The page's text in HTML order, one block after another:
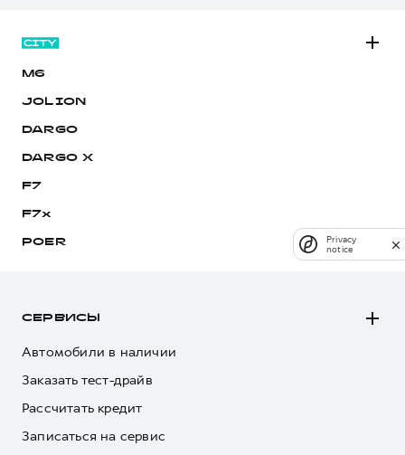
M6
JOLION
DARGO
DARGO Х
F7
F7x
POER
СЕРВИСЫ
Автомобили в наличии
Заказать тест-драйв
Рассчитать кредит
Записаться на сервис
Privacy
notice